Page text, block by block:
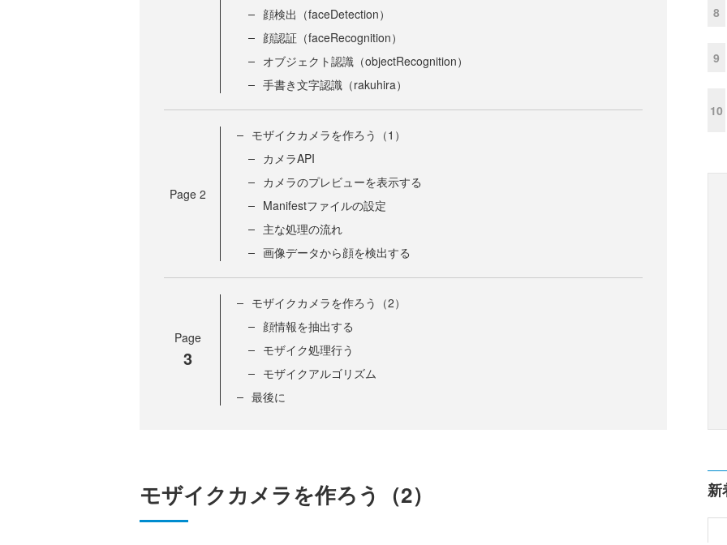
顔検出（faceDetection）
顔認証（faceRecognition）
オブジェクト認識（objectRecognition）
手書き文字認識（rakuhira）
Page 2
モザイクカメラを作ろう（1）
カメラAPI
カメラのプレビューを表示する
Manifestファイルの設定
主な処理の流れ
画像データから顔を検出する
Page
3
モザイクカメラを作ろう（2）
顔情報を抽出する
モザイク処理行う
モザイクアルゴリズム
最後に
モザイクカメラを作ろう（2）
8
9
10
新